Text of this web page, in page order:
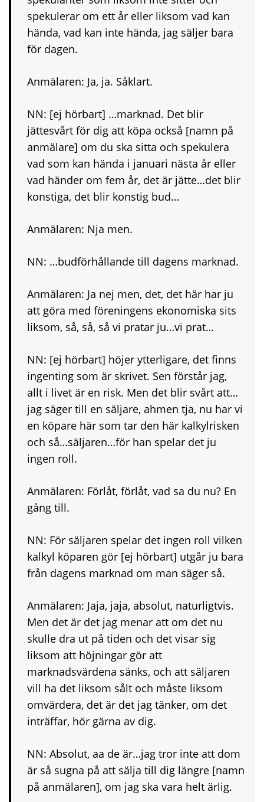
spekulerar om ett år eller liksom vad kan
hända, vad kan inte hända, jag säljer bara
för dagen.
Anmälaren: Ja, ja. Såklart.
NN: [ej hörbart] …marknad. Det blir
jättesvårt för dig att köpa också [namn på
anmälare] om du ska sitta och spekulera
vad som kan hända i januari nästa år eller
vad händer om fem år, det är jätte…det blir
konstiga, det blir konstig bud…
Anmälaren: Nja men.
NN: …budförhållande till dagens marknad.
Anmälaren: Ja nej men, det, det här har ju
att göra med föreningens ekonomiska sits
liksom, så, så, så vi pratar ju…vi prat…
NN: [ej hörbart] höjer ytterligare, det finns
ingenting som är skrivet. Sen förstår jag,
allt i livet är en risk. Men det blir svårt att…
jag säger till en säljare, ahmen tja, nu har vi
en köpare här som tar den här kalkylrisken
och så…säljaren…för han spelar det ju
ingen roll.
Anmälaren: Förlåt, förlåt, vad sa du nu? En
gång till.
NN: För säljaren spelar det ingen roll vilken
kalkyl köparen gör [ej hörbart] utgår ju bara
från dagens marknad om man säger så.
Anmälaren: Jaja, jaja, absolut, naturligtvis.
Men det är det jag menar att om det nu
skulle dra ut på tiden och det visar sig
liksom att höjningar gör att
marknadsvärdena sänks, och att säljaren
vill ha det liksom sålt och måste liksom
omvärdera, det är det jag tänker, om det
inträffar, hör gärna av dig.
NN: Absolut, aa de är…jag tror inte att dom
är så sugna på att sälja till dig längre [namn
på anmälaren], om jag ska vara helt ärlig.